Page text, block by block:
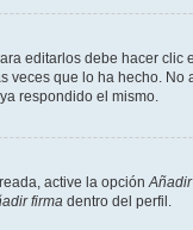
editarlos debe hacer clic
que lo ha hecho.
respondido el mismo.
active la opción
firma dentro del perfil.